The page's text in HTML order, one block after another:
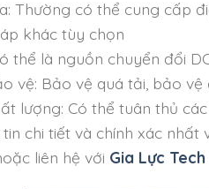
Thường có thể cung cấp
khác tùy chọn
thể là nguồn chuyển đổi
vệ: Bảo vệ quá tải, bảo
lượng: Có thể tuân thủ
chi tiết và chính xác nhất
liên hệ với Gia Lực Tech